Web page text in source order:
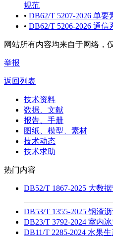
规范
• DB62/T 5207-2026 单
• DB62/T 5206-2026 通
网站所有内容均来自于网络，
举报
返回列表
技术资料
数据、文献
报告、手册
图纸、模型、素材
技术动态
技术求助
热门内容
DB52/T 1867-2025 大数
DB53/T 1355-2025 钢渣
DB23/T 3792-2024 室内
DB11/T 2285-2024 水果